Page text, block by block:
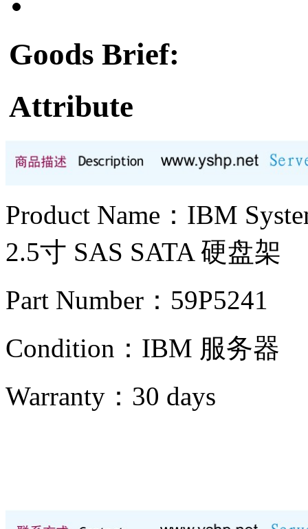
Goods Brief:
Attribute
Product Name：IBM
2.5寸 SAS SATA 硬盘架
Part Number：59P5241
Condition：IBM 服务器
Warranty： 30 days